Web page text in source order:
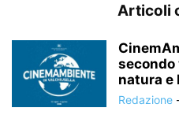
Articoli
secondo
natura e
Redazione